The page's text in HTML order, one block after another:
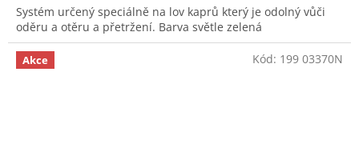
Systém určený speciálně na lov kaprů který je odolný vůči
oděru a otěru a přetržení. Barva světle zelená
Akce Kód: 199 03370N